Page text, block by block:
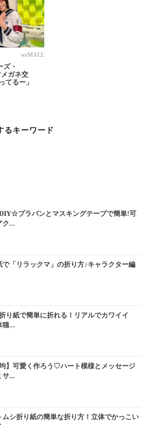
weMALL
ズ・
ガネ交
てるー」
るキーワード
プラバンとマスキングテープで簡単!可
ク...
で「リラックマ」の折り方♪キャラクター編
り紙で簡単に折れる！リアルでカワイイ
猫...
均】可愛く作ろう♡ハート模様とメッセージ
サ...
ムシ折り紙の簡単な折り方！立体でかっこい